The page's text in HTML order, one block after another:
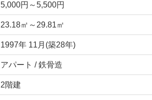
5,000円～5,500円
23.18㎡～29.81㎡
1997年 11月(築28年)
アパート / 鉄骨造
2階建